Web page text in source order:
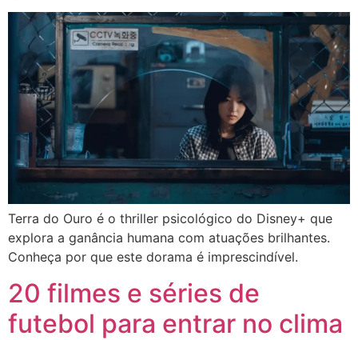
Terra do Ouro é o thriller psicológico do Disney+ que
explora a ganância humana com atuações brilhantes.
Conheça por que este dorama é imprescindível.
20 filmes e séries de
futebol para entrar no clima